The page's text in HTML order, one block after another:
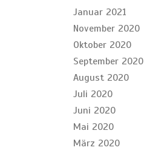
Januar 2021
November 2020
Oktober 2020
September 2020
August 2020
Juli 2020
Juni 2020
Mai 2020
März 2020